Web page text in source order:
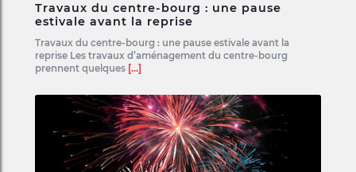
Travaux du centre-bourg : une pause
estivale avant la reprise
Travaux du centre-bourg : une pause estivale avant la
reprise Les travaux d’aménagement du centre-bourg
prennent quelques [...]